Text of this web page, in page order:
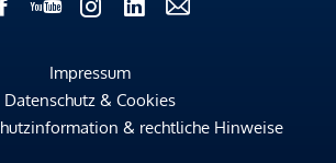
Impressum
Datenschutz & Cookies
& rechtliche Hinweise